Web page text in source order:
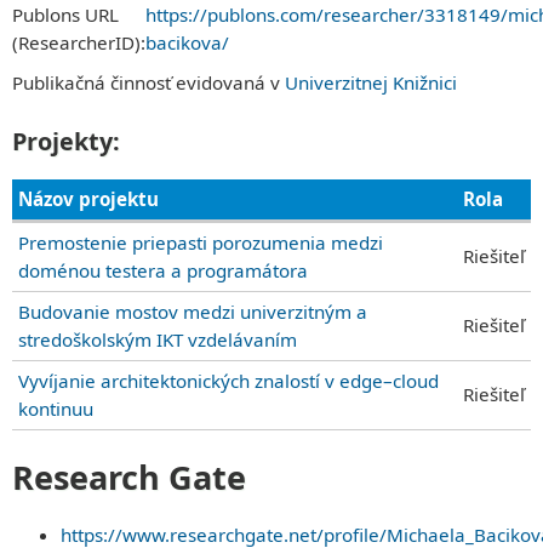
KONTAKT
Publons URL
(ResearcherID):
https://publons.com/researcher/3318149/
bacikova/
Publikačná činnosť evidovaná v Univerzitnej Knižnici
Projekty:
Názov projektu
Rola
Premostenie priepasti porozumenia medzi
doménou testera a programátora
Riešiteľ
Budovanie mostov medzi univerzitným a
stredoškolským IKT vzdelávaním
Riešiteľ
Vyvíjanie architektonických znalostí v edge–cloud
kontinuu
Riešiteľ
Research Gate
https://www.researchgate.net/profile/